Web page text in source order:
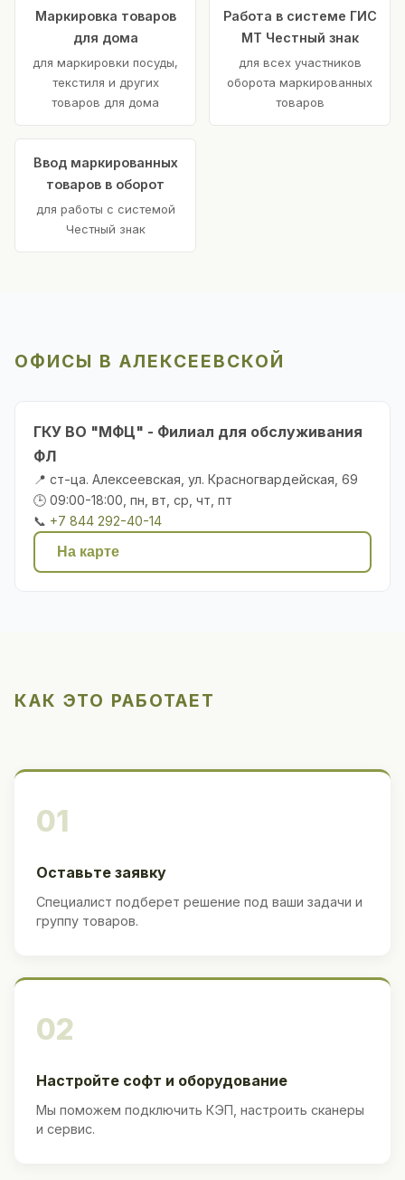
Маркировка товаров
для дома
для маркировки посуды,
текстиля и других
товаров для дома
Работа в системе ГИС
МТ Честный знак
для всех участников
оборота маркированных
товаров
Ввод маркированных
товаров в оборот
для работы с системой
Честный знак
ОФИСЫ В АЛЕКСЕЕВСКОЙ
ГКУ ВО "МФЦ" - Филиал для обслуживания
ФЛ
📍 ст-ца. Алексеевская, ул. Красногвардейская, 69
🕒 09:00-18:00, пн, вт, ср, чт, пт
📞 +7 844 292-40-14
На карте
КАК ЭТО РАБОТАЕТ
01
Оставьте заявку
Специалист подберет решение под ваши задачи и
группу товаров.
02
Настройте софт и оборудование
Мы поможем подключить КЭП, настроить сканеры
и сервис.